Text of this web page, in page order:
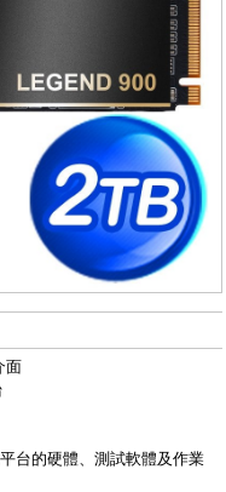
面
台的硬體、測試軟體及作業